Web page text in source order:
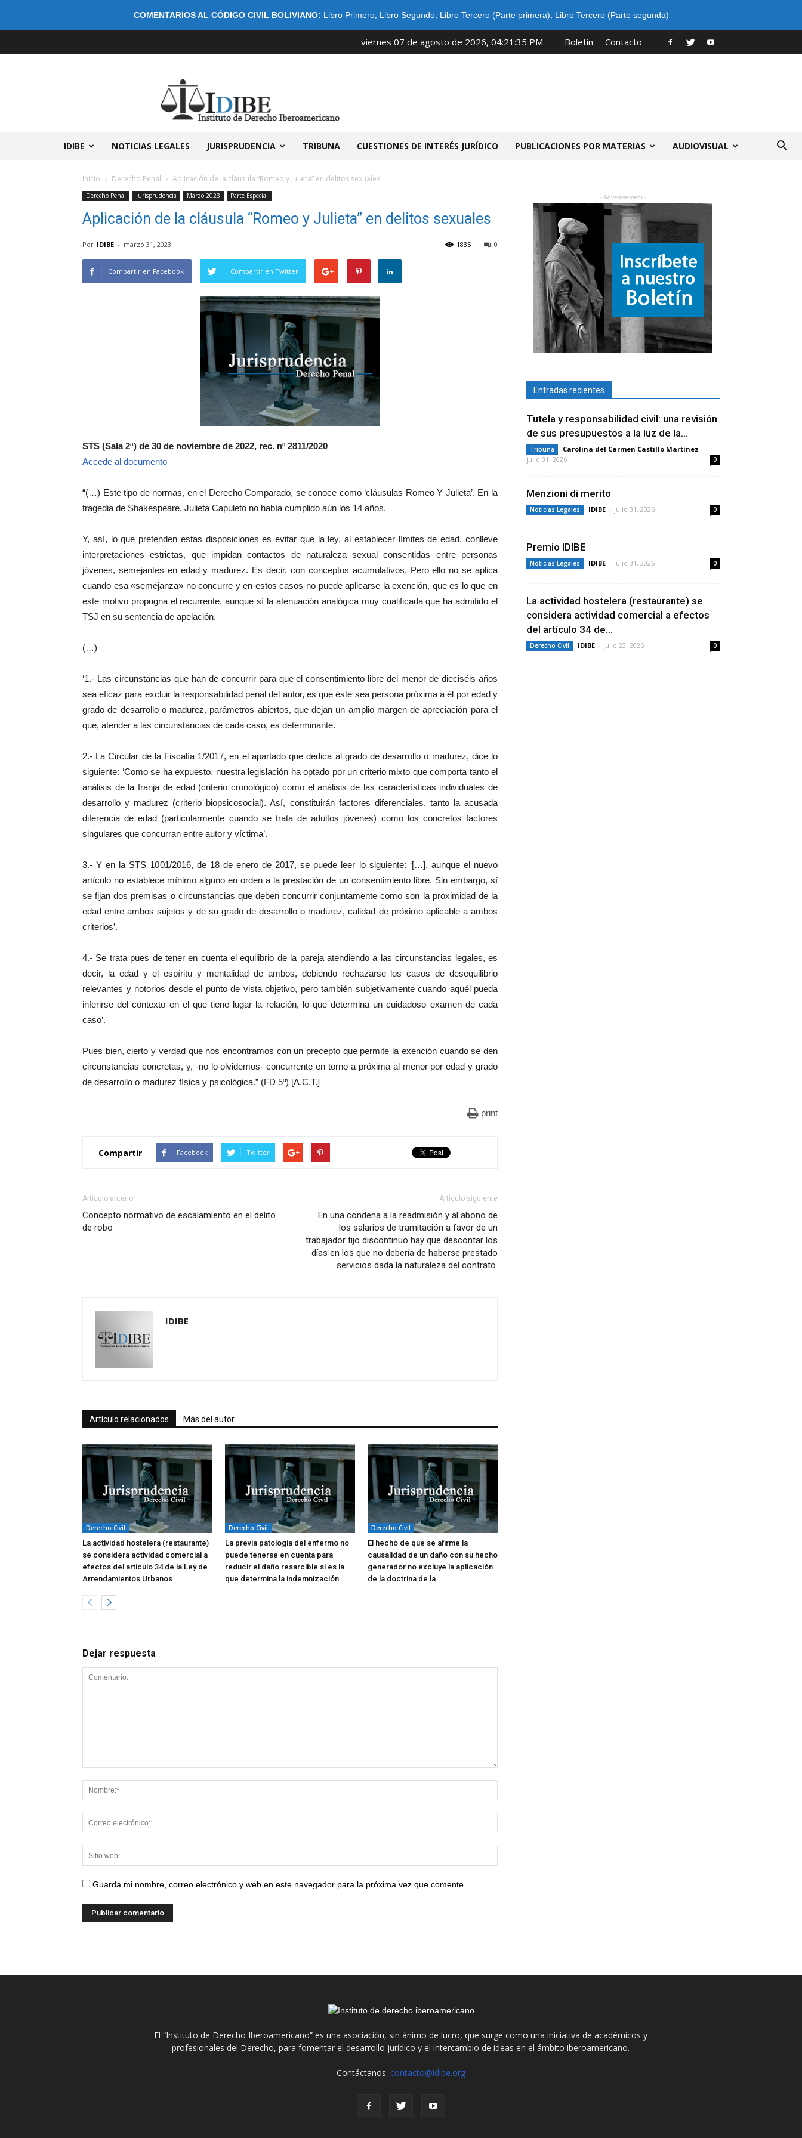
COMENTARIOS AL CÓDIGO CIVIL BOLIVIANO: Libro Primero, Libro Segundo, Libro Tercero (Parte primera) Libro Tercero (Parte segunda)
viernes 07 de agosto de 2026, 04:21:35 PM Boletín Contacto
IDIBE NOTICIAS LEGALES JURISPRUDENCIA TRIBUNA CUESTIONES DE INTERÉS JURÍDICO PUBLICACIONES POR MATERIAS AUDIOVISUAL
Inicio Derecho Penal Aplicación de la cláusula “Romeo y Julieta” en delitos sexuales
Derecho Penal Jurisprudencia Marzo 2023 Parte Especial
Aplicación de la cláusula “Romeo y Julieta” en delitos sexuales
Por IDIBE - marzo 31, 2023 0
1835
Compartir en Facebook Compartir en Twitter
STS (Sala 2ª) de 30 de noviembre de 2022, rec. nº 2811/2020
Accede al documento
“(…) Este tipo de normas, en el Derecho Comparado, se conoce como ‘cláusulas Romeo Y Julieta’. En la
tragedia de Shakespeare, Julieta Capuleto no había cumplido aún los 14 años.
Y, así, lo que pretenden estas disposiciones es evitar que la ley, al establecer límites de edad, conlleve
interpretaciones estrictas, que impidan contactos de naturaleza sexual consentidas entre personas
jóvenes, semejantes en edad y madurez. Es decir, con conceptos acumulativos. Pero ello no se aplica
cuando esa «semejanza» no concurre y en estos casos no puede aplicarse la exención, que es lo que en
este motivo propugna el recurrente, aunque sí la atenuación analógica muy cualificada que ha admitido el
TSJ en su sentencia de apelación.
(…)
‘1.- Las circunstancias que han de concurrir para que el consentimiento libre del menor de dieciséis años
sea eficaz para excluir la responsabilidad penal del autor, es que éste sea persona próxima a él por edad y
grado de desarrollo o madurez, parámetros abiertos, que dejan un amplio margen de apreciación para el
que, atender a las circunstancias de cada caso, es determinante.
2.- La Circular de la Fiscalía 1/2017, en el apartado que dedica al grado de desarrollo o madurez, dice lo
siguiente: ‘Como se ha expuesto, nuestra legislación ha optado por un criterio mixto que comporta tanto el
análisis de la franja de edad (criterio cronológico) como el análisis de las características individuales de
desarrollo y madurez (criterio biopsicosocial). Así, constituirán factores diferenciales, tanto la acusada
diferencia de edad (particularmente cuando se trata de adultos jóvenes) como los concretos factores
singulares que concurran entre autor y víctima’.
3.- Y en la STS 1001/2016, de 18 de enero de 2017, se puede leer lo siguiente: ‘[…], aunque el nuevo
artículo no establece mínimo alguno en orden a la prestación de un consentimiento libre. Sin embargo, sí
se fijan dos premisas o circunstancias que deben concurrir conjuntamente como son la proximidad de la
edad entre ambos sujetos y de su grado de desarrollo o madurez, calidad de próximo aplicable a ambos
criterios’.
4.- Se trata pues de tener en cuenta el equilibrio de la pareja atendiendo a las circunstancias legales, es
decir, la edad y el espíritu y mentalidad de ambos, debiendo rechazarse los casos de desequilibrio
relevantes y notorios desde el punto de vista objetivo, pero también subjetivamente cuando aquél pueda
inferirse del contexto en el que tiene lugar la relación, lo que determina un cuidadoso examen de cada
caso’.
Pues bien, cierto y verdad que nos encontramos con un precepto que permite la exención cuando se den
circunstancias concretas, y, -no lo olvidemos- concurrente en torno a próxima al menor por edad y grado
de desarrollo o madurez física y psicológica.” (FD 5º) [A.C.T.]
print
Compartir Facebook Twitter
Artículo anterior
Concepto normativo de escalamiento en el delito
de robo
Artículo siguiente
En una condena a la readmisión y al abono de
los salarios de tramitación a favor de un
trabajador fijo discontinuo hay que descontar los
días en los que no debería de haberse prestado
servicios dada la naturaleza del contrato.
IDIBE
Artículo relacionados Más del autor
Derecho Civil
La actividad hostelera (restaurante)
se considera actividad comercial a
efectos del artículo 34 de la Ley de
Arrendamientos Urbanos
Derecho Civil
La previa patología del enfermo no
puede tenerse en cuenta para
reducir el daño resarcible si es la
que determina la indemnización
Derecho Civil
El hecho de que se afirme la
causalidad de un daño con su hecho
generador no excluye la aplicación
de la doctrina de la...
Dejar respuesta
Guarda mi nombre, correo electrónico y web en este navegador para la próxima vez que comente.
- Advertisement -
Entradas recientes
Tutela y responsabilidad civil: una revisión
de sus presupuestos a la luz de la...
Tribuna Carolina del Carmen Castillo Martínez -
julio 31, 2026
0
Menzioni di merito
Noticias Legales IDIBE - julio 31, 2026 0
Premio IDIBE
Noticias Legales IDIBE - julio 31, 2026 0
La actividad hostelera (restaurante) se
considera actividad comercial a efectos
del artículo 34 de...
Derecho Civil IDIBE - julio 23, 2026 0
El “Instituto de Derecho Iberoamericano” es una asociación, sin ánimo de lucro, que surge como una iniciativa de académicos y
profesionales del Derecho, para fomentar el desarrollo jurídico y el intercambio de ideas en el ámbito iberoamericano.
Contáctanos: contacto@idibe.org